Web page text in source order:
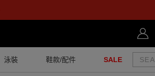
泳裝 鞋款/配件 SALE